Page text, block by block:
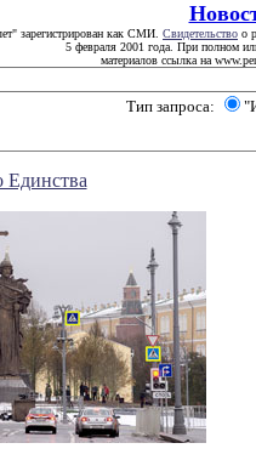
зарегистрирован как СМИ. Свидетельство о
5 февраля 2001 года. При полном
материалов ссылка на
Тип запроса: